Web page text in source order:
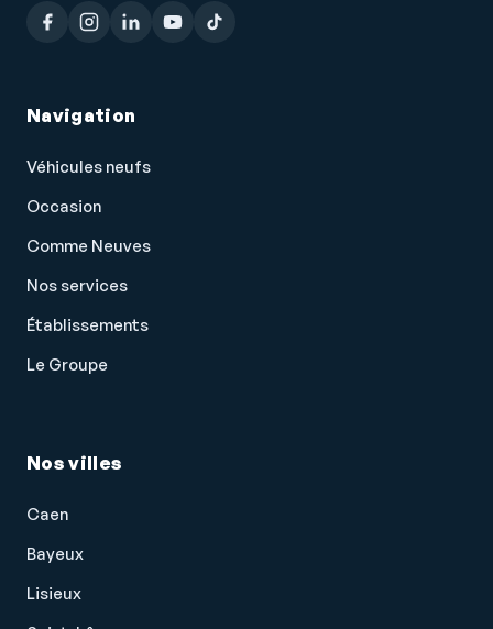
Navigation
Véhicules neufs
Occasion
Comme Neuves
Nos services
Établissements
Le Groupe
Nos villes
Caen
Bayeux
Lisieux